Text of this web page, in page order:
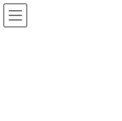
コ
ン
ナ
ビ